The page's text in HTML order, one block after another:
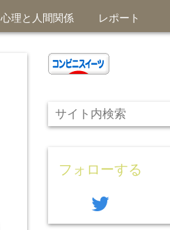
心理と人間関係 レポート
フォローする
twitter